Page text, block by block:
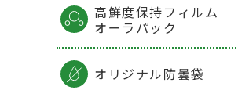
高鮮度保持フィルム
オーラパック
オリジナル防曇袋